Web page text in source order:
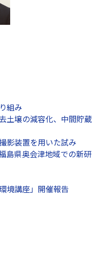
組み
土壌の減容化、中間貯蔵
影装置を用いた試み
島県奥会津地域での新研
境講座」開催報告